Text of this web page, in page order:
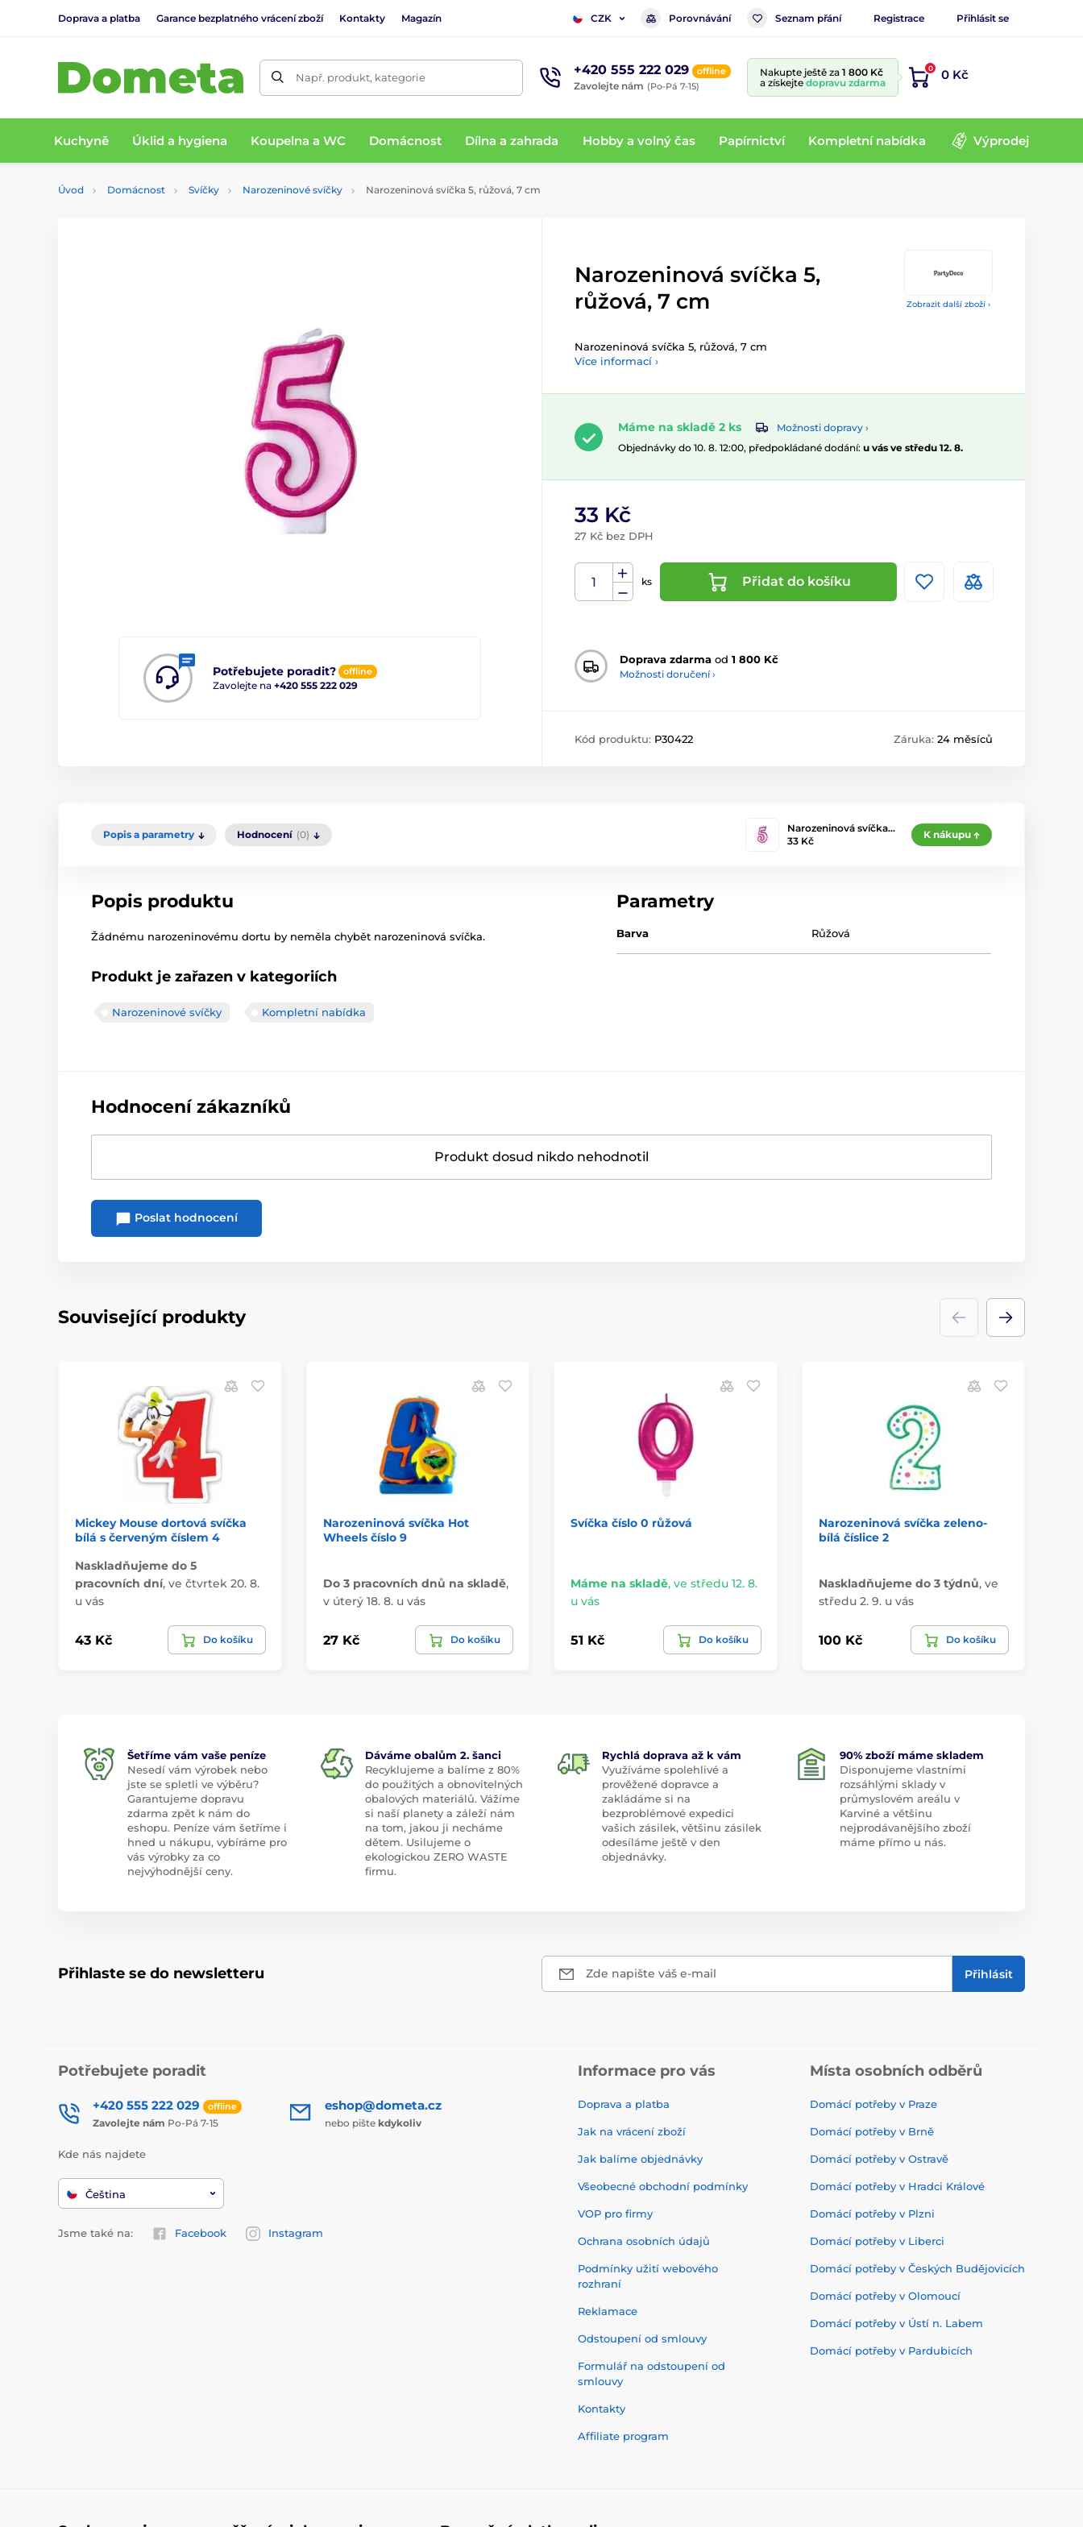
Doprava a platba Garance bezplatného vrácení zboží Kontakty Magazín CZK Porovnávání Seznam přání Registrace Přihlásit se
Např. produkt, kategorie +420 555 222 029 offline
Zavolejte nám (Po-Pá 7-15)
Nakupte ještě za 1 800 Kč
a získejte dopravu zdarma
0 0 Kč
Kuchyně Úklid a hygiena Koupelna a WC Domácnost Dílna a zahrada Hobby a volný čas Papírnictví Kompletní nabídka Výprodej
Úvod Domácnost Svíčky Narozeninové svíčky Narozeninová svíčka 5, růžová, 7 cm
Zobrazit další zboží ›
Potřebujete poradit? offline
Zavolejte na +420 555 222 029
Narozeninová svíčka 5,
růžová, 7 cm
Narozeninová svíčka 5, růžová, 7 cm
Více informací ›
Máme na skladě 2 ks
Možnosti dopravy ›
Objednávky do 10. 8. 12:00, předpokládané dodání: u vás ve středu 12. 8.
33 Kč
27 Kč bez DPH
ks Přidat do košíku
Doprava zdarma od 1 800 Kč
Možnosti doručení ›
Kód produktu: P30422 Záruka: 24 měsíců
Popis a parametry Hodnocení (0)
Narozeninová svíčka…
33 Kč
K nákupu
Popis produktu
Žádnému narozeninovému dortu by neměla chybět narozeninová svíčka.
Produkt je zařazen v kategoriích
Narozeninové svíčky Kompletní nabídka
Parametry
Barva Růžová
Hodnocení zákazníků
Produkt dosud nikdo nehodnotil
Poslat hodnocení
Související produkty
Mickey Mouse dortová svíčka
bílá s červeným číslem 4
Naskladňujeme do 5
pracovních dní, ve čtvrtek 20. 8.
u vás
43 Kč Do košíku
Narozeninová svíčka Hot
Wheels číslo 9
Do 3 pracovních dnů na skladě,
v úterý 18. 8. u vás
27 Kč Do košíku
Svíčka číslo 0 růžová
Máme na skladě, ve středu 12. 8.
u vás
51 Kč Do košíku
Narozeninová svíčka zeleno-
bílá číslice 2
Naskladňujeme do 3 týdnů, ve
středu 2. 9. u vás
100 Kč Do košíku
Šetříme vám vaše peníze
Nesedí vám výrobek nebo
jste se spletli ve výběru?
Garantujeme dopravu
zdarma zpět k nám do
eshopu. Peníze vám šetříme i
hned u nákupu, vybíráme pro
vás výrobky za co
nejvýhodnější ceny.
Dáváme obalům 2. šanci
Recyklujeme a balíme z 80%
do použitých a obnovitelných
obalových materiálů. Vážíme
si naší planety a záleží nám
na tom, jakou ji necháme
dětem. Usilujeme o
ekologickou ZERO WASTE
firmu.
Rychlá doprava až k vám
Využíváme spolehlivé a
prověžené dopravce a
zakládáme si na
bezproblémové expedici
vašich zásilek, většinu zásilek
odesíláme ještě v den
objednávky.
90% zboží máme skladem
Disponujeme vlastními
rozsáhlými sklady v
průmyslovém areálu v
Karviné a většinu
nejprodávanějšího zboží
máme přímo u nás.
Přihlaste se do newsletteru Zde napište váš e-mail Přihlásit
Potřebujete poradit
+420 555 222 029 offline
Zavolejte nám Po-Pá 7-15
eshop@dometa.cz
nebo pište kdykoliv
Kde nás najdete
Čeština
Jsme také na: Facebook Instagram
Informace pro vás
Doprava a platba
Jak na vrácení zboží
Jak balíme objednávky
Všeobecné obchodní podmínky
VOP pro firmy
Ochrana osobních údajů
Podmínky užití webového
rozhraní
Reklamace
Odstoupení od smlouvy
Formulář na odstoupení od
smlouvy
Kontakty
Affiliate program
Místa osobních odběrů
Domácí potřeby v Praze
Domácí potřeby v Brně
Domácí potřeby v Ostravě
Domácí potřeby v Hradci Králové
Domácí potřeby v Plzni
Domácí potřeby v Liberci
Domácí potřeby v Českých Budějovicích
Domácí potřeby v Olomoucí
Domácí potřeby v Ústí n. Labem
Domácí potřeby v Pardubicích